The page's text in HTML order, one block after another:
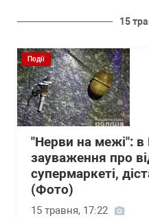
15
Події
"Нерви на межі": в
зауваження про
супермаркеті,
(Фото)
15 травня, 17:22